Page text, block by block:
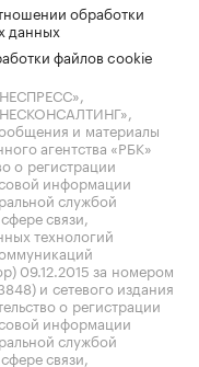
обработки
данных
файлов cookie
и материалы
агентства «РБК»
о регистрации
информации
службой
связи,
технологий
09.12.2015 за номером
и сетевого издания
о регистрации
информации
службой
связи,